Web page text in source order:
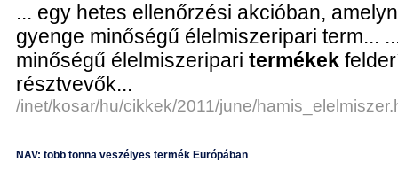
... egy hetes ellenőrzési akcióban,
gyenge minőségű élelmiszeripari term...
minőségű élelmiszeripari termékek
résztvevők...
/inet/kosar/hu/cikkek/2011/june/
NAV: több tonna veszélyes termék Európában